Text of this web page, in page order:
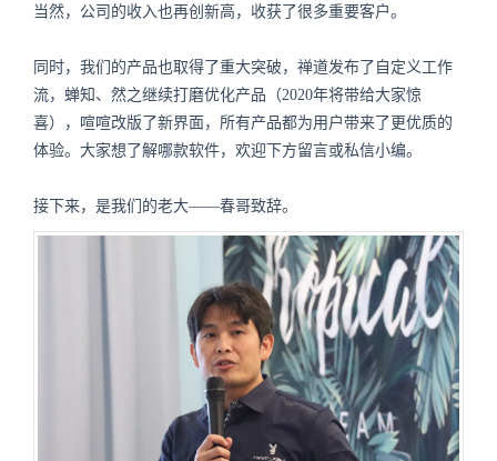
当然，公司的收入也再创新高，收获了很多重要客户。
同时，我们的产品也取得了重大突破，禅道发布了自定义工作
流，蝉知、然之继续打磨优化产品（2020年将带给大家惊
喜），喧喧改版了新界面，所有产品都为用户带来了更优质的
体验。大家想了解哪款软件，欢迎下方留言或私信小编。
接下来，是我们的老大——春哥致辞。